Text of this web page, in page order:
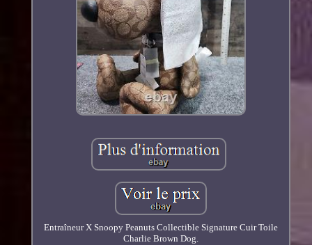
Entraîneur X Snoopy Peanuts Collectible Signature Cuir Toile
Charlie Brown Dog.